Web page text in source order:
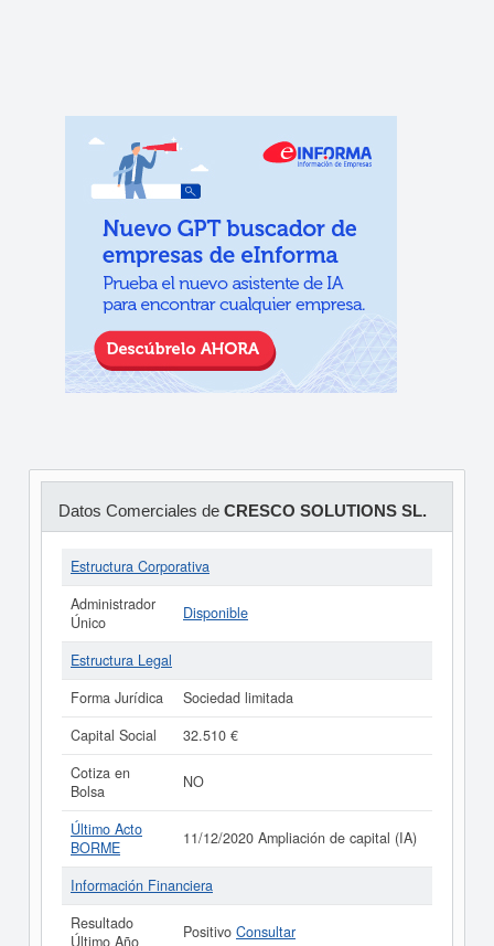
Datos Comerciales de CRESCO SOLUTIONS SL.
Estructura Corporativa
Administrador
Único
Disponible
Estructura Legal
Forma Jurídica
Sociedad limitada
Capital Social
32.510 €
Cotiza en
Bolsa
NO
Último Acto
BORME
11/12/2020 Ampliación de capital (IA)
Información Financiera
Resultado
Último Año
Positivo Consultar